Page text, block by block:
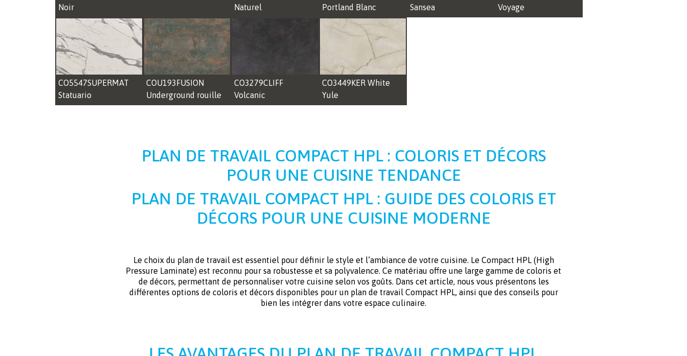
Noir
Naturel
Portland Blanc
Sansea
Voyage
CO5547SUPERMAT
Statuario
COU193FUSION
Underground rouille
CO3279CLIFF
Volcanic
CO3449KER White
Yule
PLAN DE TRAVAIL COMPACT HPL : COLORIS ET DÉCORS
POUR UNE CUISINE TENDANCE
PLAN DE TRAVAIL COMPACT HPL : GUIDE DES COLORIS ET
DÉCORS POUR UNE CUISINE MODERNE
Le choix du plan de travail est essentiel pour définir le style et l’ambiance de votre cuisine. Le Compact HPL (High
Pressure Laminate) est reconnu pour sa robustesse et sa polyvalence. Ce matériau offre une large gamme de coloris et
de décors, permettant de personnaliser votre cuisine selon vos goûts. Dans cet article, nous vous présentons les
différentes options de coloris et décors disponibles pour un plan de travail Compact HPL, ainsi que des conseils pour
bien les intégrer dans votre espace culinaire.